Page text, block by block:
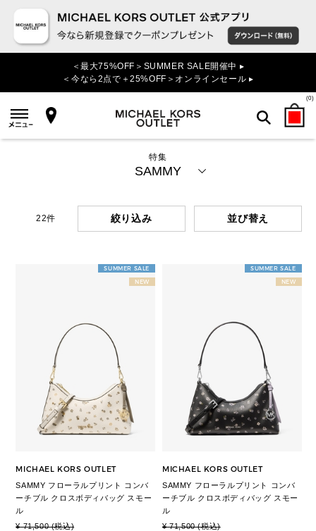
＜最大75%OFF＞SUMMER SALE開催中 ▸
＜今なら2点で＋25%OFF＞オンラインセール ▸
(0)
特集
SAMMY
22件 絞り込み
SUMMER SALE
NEW
MICHAEL KORS OUTLET
SAMMY フローラルプリント コンバ
ーチブル クロスボディバッグ スモー
ル
¥ 71,500 (税込)
SUMMER SALE
NEW
MICHAEL KORS OUTLET
SAMMY フローラルプリント コンバ
ーチブル クロスボディバッグ スモー
ル
¥ 71,500 (税込)